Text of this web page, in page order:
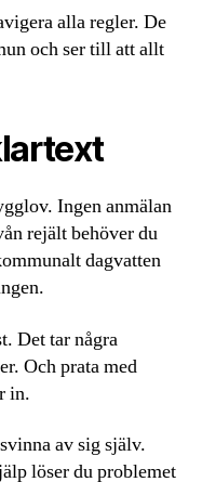
alla regler. De
och ser till att allt
Ingen anmälan
rejält behöver du
dagvatten
Det tar några
Och prata med
in.
av sig själv.
löser du problemet